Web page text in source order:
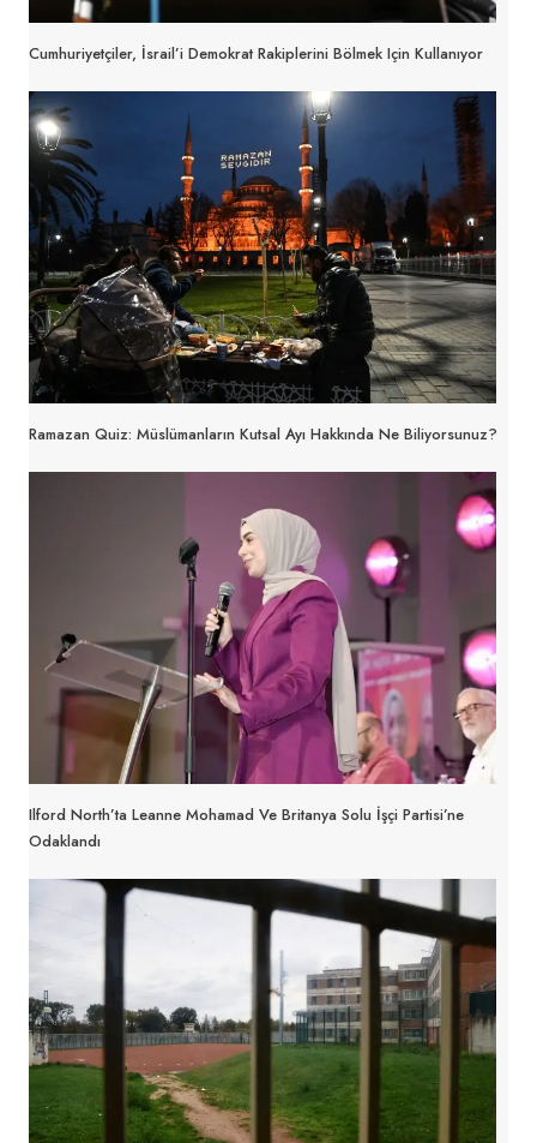
Cumhuriyetçiler, İsrail’i Demokrat Rakiplerini Bölmek Için Kullanıyor
Ramazan Quiz: Müslümanların Kutsal Ayı Hakkında Ne Biliyorsunuz?
Ilford North’ta Leanne Mohamad Ve Britanya Solu İşçi Partisi’ne
Odaklandı